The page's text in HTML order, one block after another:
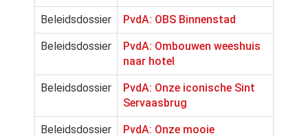
Beleidsdossier PvdA: OBS Binnenstad
Beleidsdossier
PvdA: Ombouwen weeshuis
naar hotel
Beleidsdossier
PvdA: Onze iconische Sint
Servaasbrug
Beleidsdossier
PvdA: Onze mooie